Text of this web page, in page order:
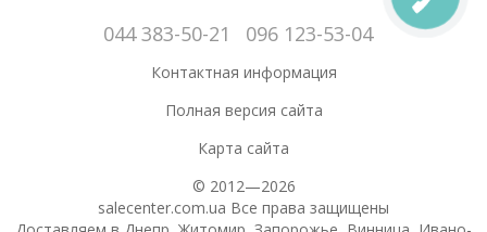
044 383-50-21 096 123-53-04
Контактная информация
Полная версия сайта
Карта сайта
© 2012—2026
salecenter.com.ua Все права защищены